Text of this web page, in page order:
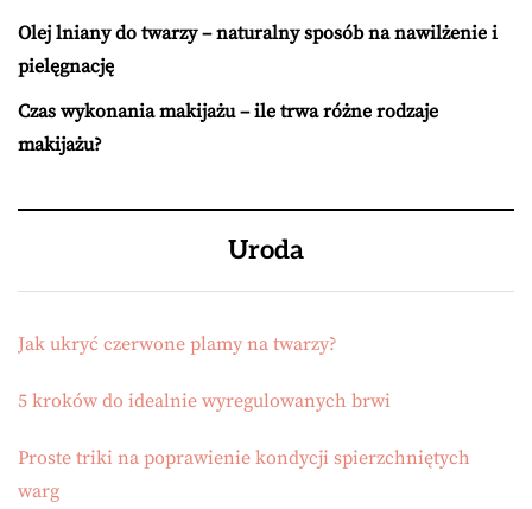
Olej lniany do twarzy – naturalny sposób na nawilżenie i
pielęgnację
Czas wykonania makijażu – ile trwa różne rodzaje
makijażu?
Uroda
Jak ukryć czerwone plamy na twarzy?
5 kroków do idealnie wyregulowanych brwi
Proste triki na poprawienie kondycji spierzchniętych
warg